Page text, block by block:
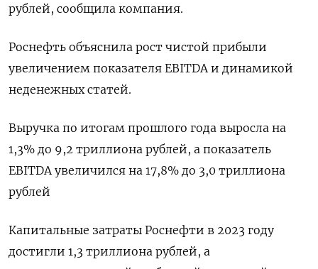
рублей, сообщила компания.
Роснефть объяснила рост чистой прибыли
увеличением показателя EBITDA и динамикой
неденежных статей.
Выручка по итогам прошлого года выросла на
1,3% до 9,2 триллиона рублей, а показатель
EBITDA увеличился на 17,8% до 3,0 триллиона
рублей
Капитальные затраты Роснефти в 2023 году
достигли 1,3 триллиона рублей, а